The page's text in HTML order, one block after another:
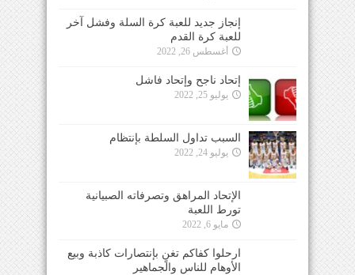
إنجاز جديد للعبة كرة السلة وفشل آخر
للعبة كرة القدم
أغسطس 26, 2022
إتحاد ناجح وإتحاد فاشل
يوليو 25, 2022
السبب تداول السلطة بإنتظام
يوليو 24, 2022
الإتحاد المراهق وتصرفاته الصبيانية
تورط اللعبة
مايو 6, 2022
ارحلوا كفاكم تغنٍ بإنتصارات كاذبة وبيع
الأوهام للناس والجماهير